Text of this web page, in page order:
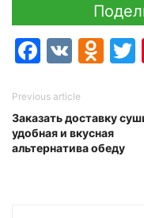
VK
Previous article
Заказать доставку
удобная и вкусная
альтернатива обеду